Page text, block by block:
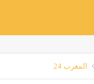
المغرب 24